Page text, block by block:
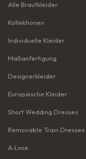
Alle Brautkleider
Kollektionen
Individuelle Kleider
Maßanfertigung
Designerkleider
Europäische Kleider
Short Wedding Dresses
Removable Train Dresses
A‑Linie